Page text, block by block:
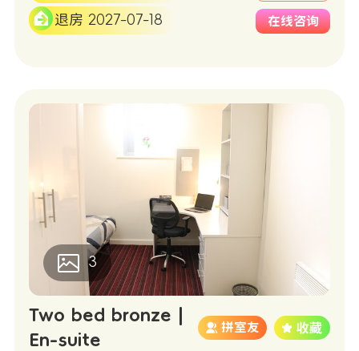
退房 2027-07-18 在线咨询
3
Two bed bronze |
En-suite
拼室友